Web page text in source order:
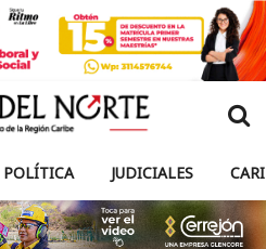
POLÍTICA JUDICIALES